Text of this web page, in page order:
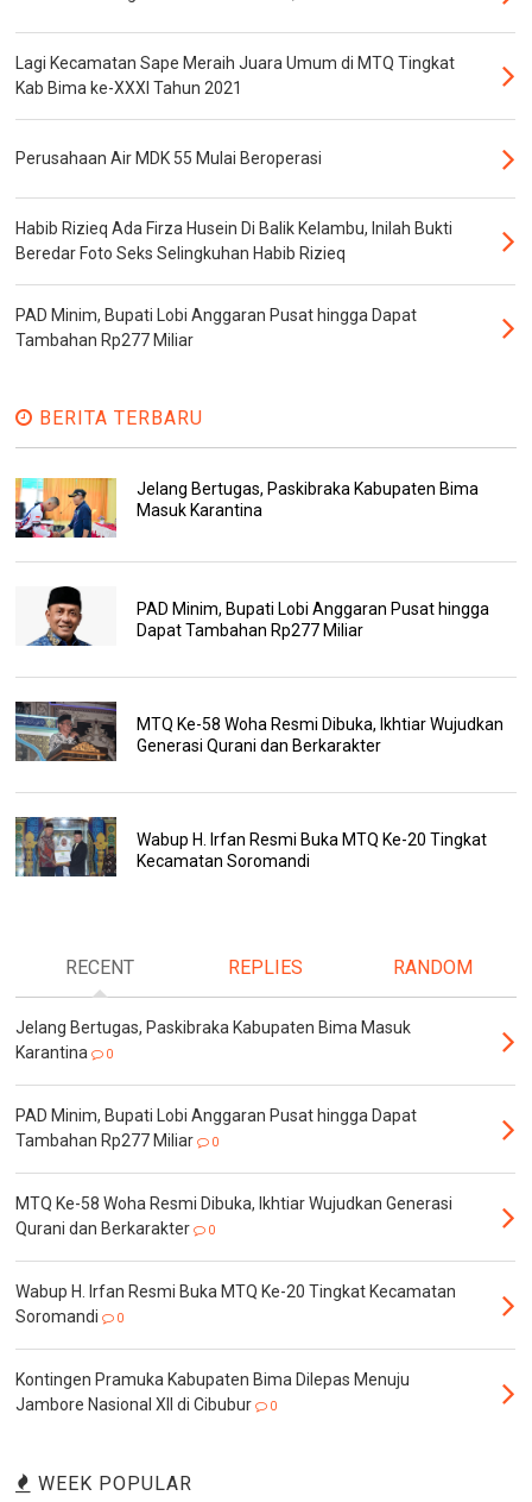
Lagi Kecamatan Sape Meraih Juara Umum di MTQ Tingkat
Kab Bima ke-XXXI Tahun 2021
Perusahaan Air MDK 55 Mulai Beroperasi
Habib Rizieq Ada Firza Husein Di Balik Kelambu, Inilah Bukti
Beredar Foto Seks Selingkuhan Habib Rizieq
PAD Minim, Bupati Lobi Anggaran Pusat hingga Dapat
Tambahan Rp277 Miliar
BERITA TERBARU
Jelang Bertugas, Paskibraka Kabupaten Bima
Masuk Karantina
PAD Minim, Bupati Lobi Anggaran Pusat hingga
Dapat Tambahan Rp277 Miliar
MTQ Ke-58 Woha Resmi Dibuka, Ikhtiar Wujudkan
Generasi Qurani dan Berkarakter
Wabup H. Irfan Resmi Buka MTQ Ke-20 Tingkat
Kecamatan Soromandi
RECENT REPLIES RANDOM
Jelang Bertugas, Paskibraka Kabupaten Bima Masuk
Karantina
0
PAD Minim, Bupati Lobi Anggaran Pusat hingga Dapat
Tambahan Rp277 Miliar
0
MTQ Ke-58 Woha Resmi Dibuka, Ikhtiar Wujudkan Generasi
Qurani dan Berkarakter
0
Wabup H. Irfan Resmi Buka MTQ Ke-20 Tingkat Kecamatan
Soromandi
0
Kontingen Pramuka Kabupaten Bima Dilepas Menuju
Jambore Nasional XII di Cibubur
0
WEEK POPULAR